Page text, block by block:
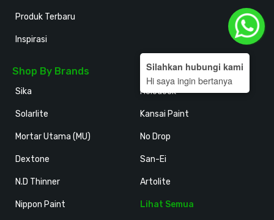
Produk Terbaru
Inspirasi
Shop By Brands
Sika
Solarlite
Mortar Utama (MU)
Dextone
N.D Thinner
Nippon Paint
Holodeck
Kansai Paint
No Drop
San-Ei
Artolite
Lihat Semua
Silahkan hubungi kami
Hi saya ingin bertanya